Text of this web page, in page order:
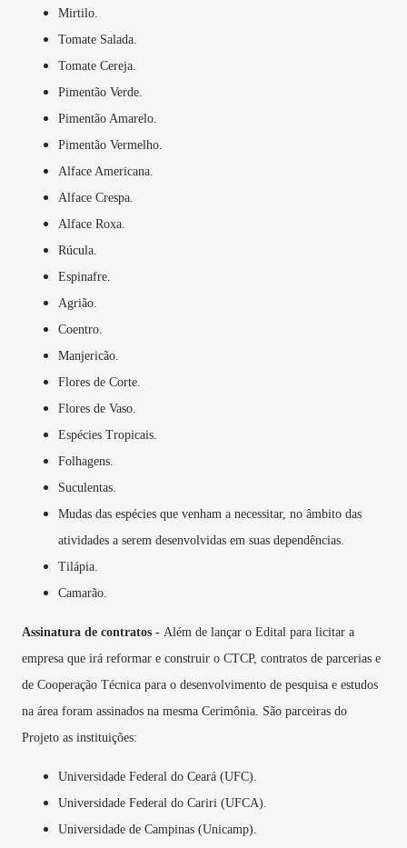
Mirtilo.
Tomate Salada.
Tomate Cereja.
Pimentão Verde.
Pimentão Amarelo.
Pimentão Vermelho.
Alface Americana.
Alface Crespa.
Alface Roxa.
Rúcula.
Espinafre.
Agrião.
Coentro.
Manjericão.
Flores de Corte.
Flores de Vaso.
Espécies Tropicais.
Folhagens.
Suculentas.
Mudas das espécies que venham a necessitar, no âmbito das
atividades a serem desenvolvidas em suas dependências.
Tilápia.
Camarão.
Assinatura de contratos - Além de lançar o Edital para licitar a
empresa que irá reformar e construir o CTCP, contratos de parcerias e
de Cooperação Técnica para o desenvolvimento de pesquisa e estudos
na área foram assinados na mesma Cerimônia. São parceiras do
Projeto as instituições:
Universidade Federal do Ceará (UFC).
Universidade Federal do Cariri (UFCA).
Universidade de Campinas (Unicamp).